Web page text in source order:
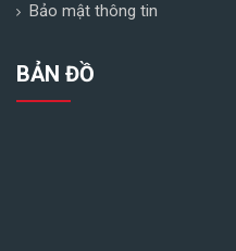
Bảo mật thông tin
BẢN ĐỒ